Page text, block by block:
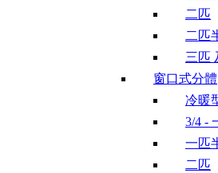
二匹
二匹
三匹
窗口式分體
冷暖
3/4 -
一匹
二匹